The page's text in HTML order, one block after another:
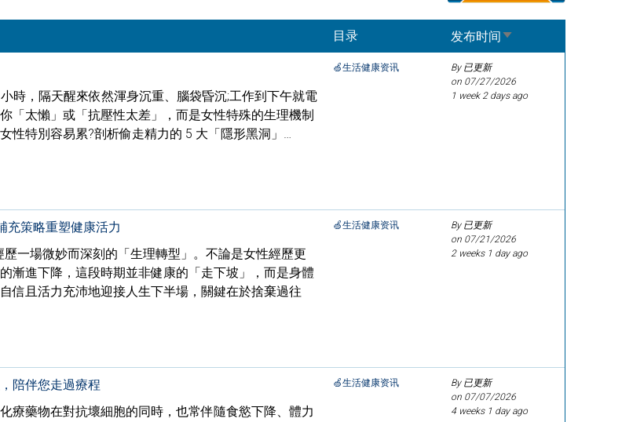
目录 发布时间Sort ascending
時，隔天醒來依然渾身沉重、腦袋昏沉;工作到下午就電
「太懶」或「抗壓性太差」，而是女性特殊的生理機制
性特別容易累?剖析偷走精力的 5 大「隱形黑洞」…
🍏生活健康资讯
By 已更新
on 07/27/2026
1 week 2 days ago
充策略重塑健康活力
一場微妙而深刻的「生理轉型」。不論是女性經歷更
漸進下降，這段時期並非健康的「走下坡」，而是身體
信且活力充沛地迎接人生下半場，關鍵在於捨棄過往
🍏生活健康资讯
By 已更新
on 07/21/2026
2 weeks 1 day ago
陪伴您走過療程
療藥物在對抗壞細胞的同時，也常伴隨食慾下降、體力
🍏生活健康资讯
By 已更新
on 07/07/2026
4 weeks 1 day ago